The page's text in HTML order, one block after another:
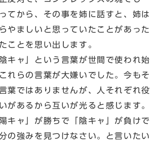
てから、その事を姉に話すと、姉は
やましいと思っていたことがあった
ことを思い出します。
キャ」という言葉が世間で使われ始
れらの言葉が大嫌いでした。今もそ
葉ではありませんが、人それぞれ役
があるから互いが光ると感じます。
キャ」が勝ちで「陰キャ」が負けで
の強みを見つけなさい。と言いたい